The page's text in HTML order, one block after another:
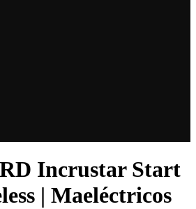
Incrustar Start
| Maeléctricos